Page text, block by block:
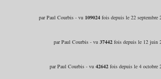
par Paul Courbis - vu 109024fois depuis le 22 septembre
par Paul Courbis - vu 37442fois depuis le 12 juin
par Paul Courbis - vu 42642fois depuis le 4 octobre